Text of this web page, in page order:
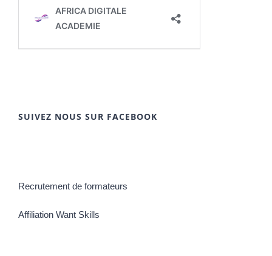
SUIVEZ NOUS SUR FACEBOOK
Recrutement de formateurs
Affiliation Want Skills